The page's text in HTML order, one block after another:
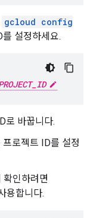
gcloud config
설정하세요.
로 바꿉니다.
로젝트 ID를 설정
인하려면
용합니다.